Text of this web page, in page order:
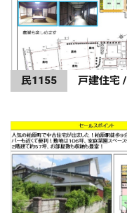
民1155 戸建住宅 /